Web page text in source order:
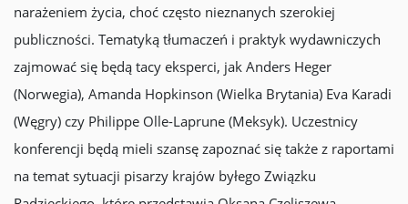
narażeniem życia, choć często nieznanych szerokiej
publiczności. Tematyką tłumaczeń i praktyk wydawniczych
zajmować się będą tacy eksperci, jak Anders Heger
(Norwegia), Amanda Hopkinson (Wielka Brytania) Eva Karadi
(Węgry) czy Philippe Olle-Laprune (Meksyk). Uczestnicy
konferencji będą mieli szansę zapoznać się także z raportami
na temat sytuacji pisarzy krajów byłego Związku